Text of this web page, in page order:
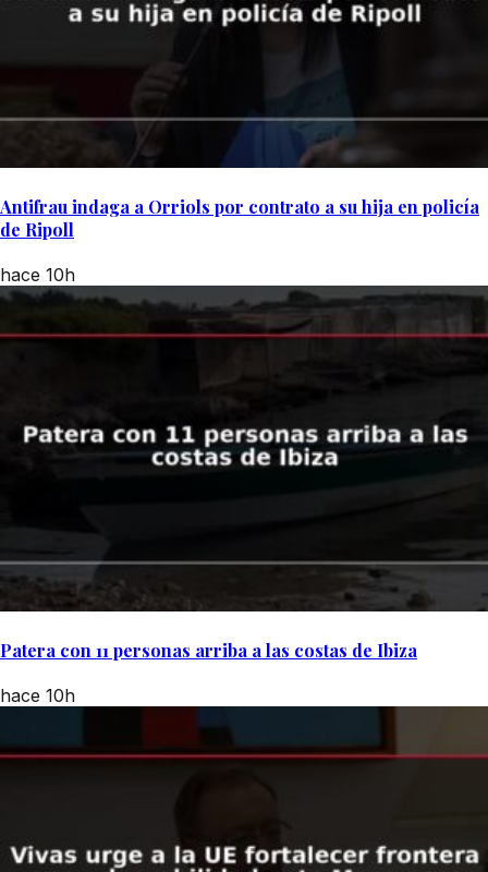
Antifrau indaga a Orriols por contrato a su hija en policía
de Ripoll
hace 10h
Patera con 11 personas arriba a las costas de Ibiza
hace 10h